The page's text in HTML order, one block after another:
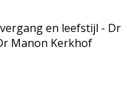
en leefstijl - Dr
Manon Kerkhof